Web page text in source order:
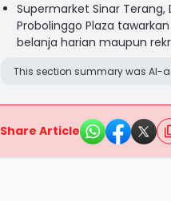
Supermarket Sinar Terang,
Probolinggo Plaza
belanja harian maupun
This section summary was AI-
Share Article